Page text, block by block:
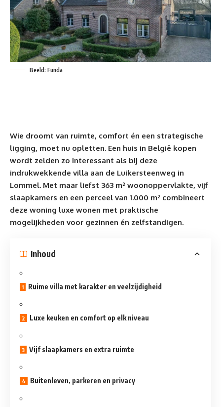
Beeld: Funda
Wie droomt van ruimte, comfort én een strategische
ligging, moet nu opletten. Een huis in België kopen
wordt zelden zo interessant als bij deze
indrukwekkende villa aan de Luikersteenweg in
Lommel. Met maar liefst 363 m² woonoppervlakte, vijf
slaapkamers en een perceel van 1.000 m² combineert
deze woning luxe wonen met praktische
mogelijkheden voor gezinnen én zelfstandigen.
Inhoud
Ruime villa met karakter en veelzijdigheid
Luxe keuken en comfort op elk niveau
Vijf slaapkamers en extra ruimte
Buitenleven, parkeren en privacy